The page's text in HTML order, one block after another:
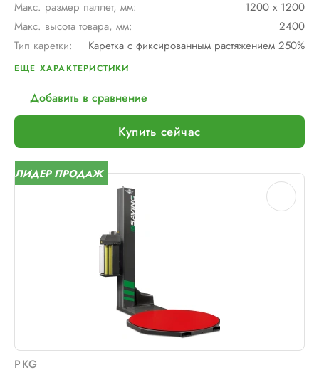
Макс. размер паллет, мм:
1200 х 1200
Макс. высота товара, мм:
2400
Тип каретки:
Каретка с фиксированным растяжением 250%
Скорость обмотки:
Тип питания:
Шир. рулона с пленкой, мм:
500
Макс. грузоподъемность, кг:
2000
Электрическое подключение:
Установленная мощность::
1 кВт
ЕЩЕ ХАРАКТЕРИСТИКИ
Добавить в сравнение
Купить сейчас
ЛИДЕР ПРОДАЖ
PKG